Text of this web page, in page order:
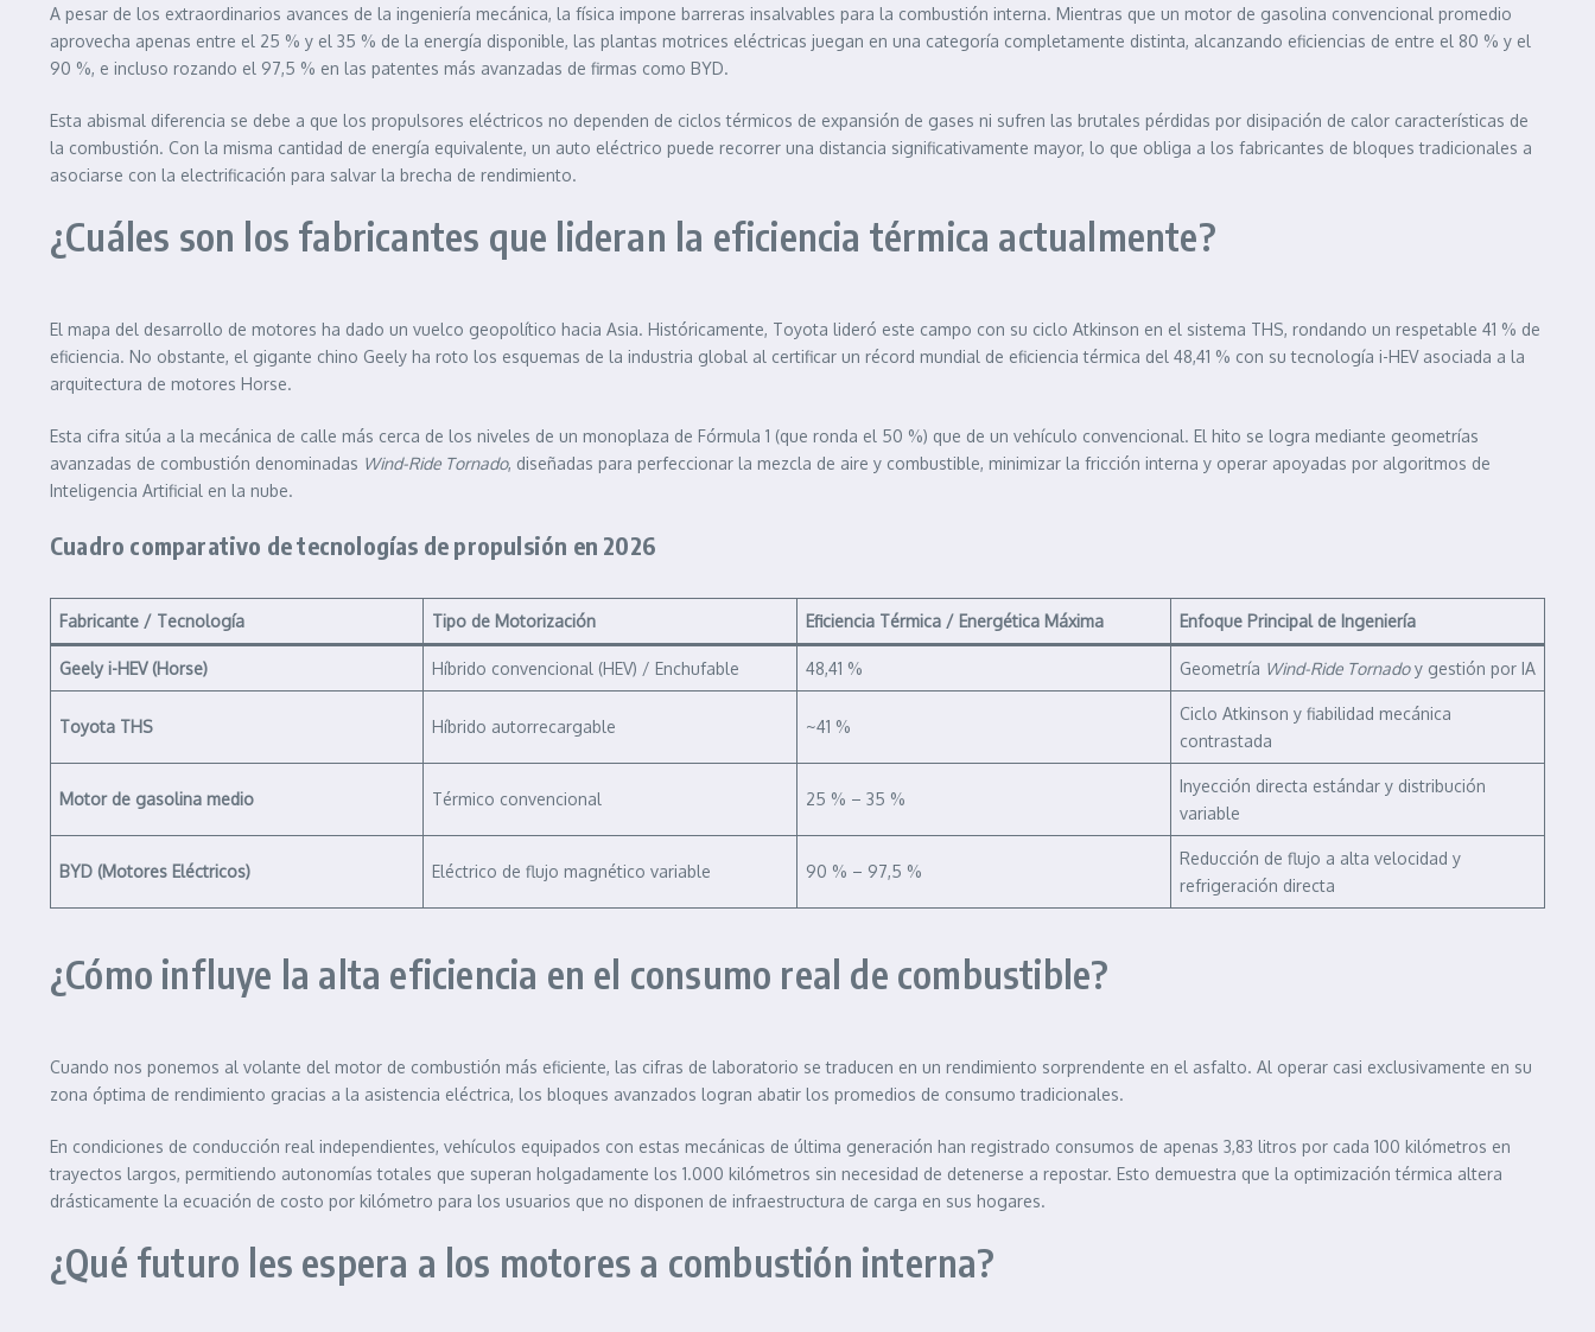
A pesar de los extraordinarios avances de la ingeniería mecánica, la física impone barreras insalvables para la combustión interna. Mientras que un motor de gasolina convencional promedio
aprovecha apenas entre el 25 % y el 35 % de la energía disponible, las plantas motrices eléctricas juegan en una categoría completamente distinta, alcanzando eficiencias de entre el 80 % y el
90 %, e incluso rozando el 97,5 % en las patentes más avanzadas de firmas como BYD.
Esta abismal diferencia se debe a que los propulsores eléctricos no dependen de ciclos térmicos de expansión de gases ni sufren las brutales pérdidas por disipación de calor características de
la combustión. Con la misma cantidad de energía equivalente, un auto eléctrico puede recorrer una distancia significativamente mayor, lo que obliga a los fabricantes de bloques tradicionales a
asociarse con la electrificación para salvar la brecha de rendimiento.
¿Cuáles son los fabricantes que lideran la eficiencia térmica actualmente?
El mapa del desarrollo de motores ha dado un vuelco geopolítico hacia Asia. Históricamente, Toyota lideró este campo con su ciclo Atkinson en el sistema THS, rondando un respetable 41 % de
eficiencia. No obstante, el gigante chino Geely ha roto los esquemas de la industria global al certificar un récord mundial de eficiencia térmica del 48,41 % con su tecnología i-HEV asociada a la
arquitectura de motores Horse.
Esta cifra sitúa a la mecánica de calle más cerca de los niveles de un monoplaza de Fórmula 1 (que ronda el 50 %) que de un vehículo convencional. El hito se logra mediante geometrías
avanzadas de combustión denominadas Wind-Ride Tornado, diseñadas para perfeccionar la mezcla de aire y combustible, minimizar la fricción interna y operar apoyadas por algoritmos de
Inteligencia Artificial en la nube.
Cuadro comparativo de tecnologías de propulsión en 2026
Fabricante / Tecnología Tipo de Motorización Eficiencia Térmica / Energética Máxima Enfoque Principal de Ingeniería
Geely i-HEV (Horse) Híbrido convencional (HEV) / Enchufable 48,41 % Geometría Wind-Ride Tornadoy gestión por IA
Toyota THS Híbrido autorrecargable ~41 %
Ciclo Atkinson y fiabilidad mecánica
contrastada
Motor de gasolina medio Térmico convencional 25 % – 35 %
Inyección directa estándar y distribución
variable
BYD (Motores Eléctricos) Eléctrico de flujo magnético variable 90 % – 97,5 %
Reducción de flujo a alta velocidad y
refrigeración directa
¿Cómo influye la alta eficiencia en el consumo real de combustible?
Cuando nos ponemos al volante del motor de combustión más eficiente, las cifras de laboratorio se traducen en un rendimiento sorprendente en el asfalto. Al operar casi exclusivamente en su
zona óptima de rendimiento gracias a la asistencia eléctrica, los bloques avanzados logran abatir los promedios de consumo tradicionales.
En condiciones de conducción real independientes, vehículos equipados con estas mecánicas de última generación han registrado consumos de apenas 3,83 litros por cada 100 kilómetros en
trayectos largos, permitiendo autonomías totales que superan holgadamente los 1.000 kilómetros sin necesidad de detenerse a repostar. Esto demuestra que la optimización térmica altera
drásticamente la ecuación de costo por kilómetro para los usuarios que no disponen de infraestructura de carga en sus hogares.
¿Qué futuro les espera a los motores a combustión interna?